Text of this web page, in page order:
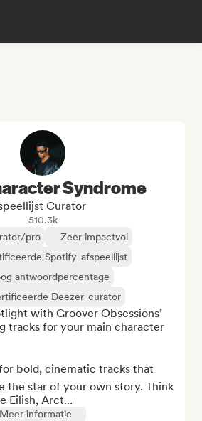
Syndrome
Curator
510.3k
pro
Zeer impactvol
Spotify-afspeellijst
antwoordpercentage
Deezer-curator
with Groover Obsessions’
tracks for your main character
bold, cinematic tracks that
the star of your own story. Think
Eilish, Arct...
Meer informatie